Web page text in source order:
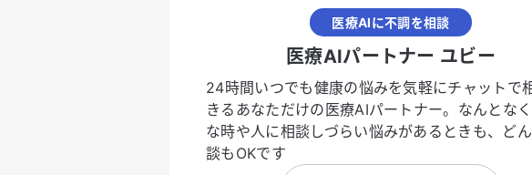
医療AIに不調を相談
医療AIパートナー ユビー
24時間いつでも健康の悩みを気軽にチャットで
きるあなただけの医療AIパートナー。なんとな
な時や人に相談しづらい悩みがあるときも、ど
談もOKです